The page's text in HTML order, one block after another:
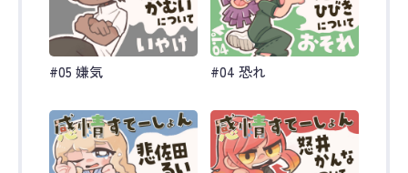
#05 嫌気 #04 恐れ